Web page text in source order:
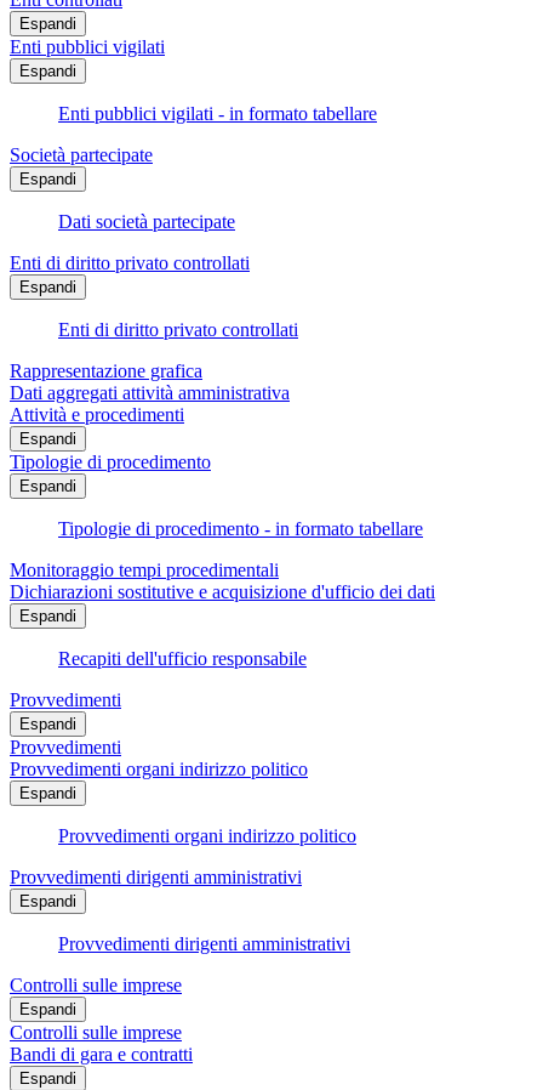
Espandi
Enti pubblici vigilati
Espandi
Enti pubblici vigilati - in formato tabellare
Società partecipate
Espandi
Dati società partecipate
Enti di diritto privato controllati
Espandi
Enti di diritto privato controllati
Rappresentazione grafica
Dati aggregati attività amministrativa
Attività e procedimenti
Espandi
Tipologie di procedimento
Espandi
Tipologie di procedimento - in formato tabellare
Monitoraggio tempi procedimentali
Dichiarazioni sostitutive e acquisizione d'ufficio dei dati
Espandi
Recapiti dell'ufficio responsabile
Provvedimenti
Espandi
Provvedimenti
Provvedimenti organi indirizzo politico
Espandi
Provvedimenti organi indirizzo politico
Provvedimenti dirigenti amministrativi
Espandi
Provvedimenti dirigenti amministrativi
Controlli sulle imprese
Espandi
Controlli sulle imprese
Bandi di gara e contratti
Espandi